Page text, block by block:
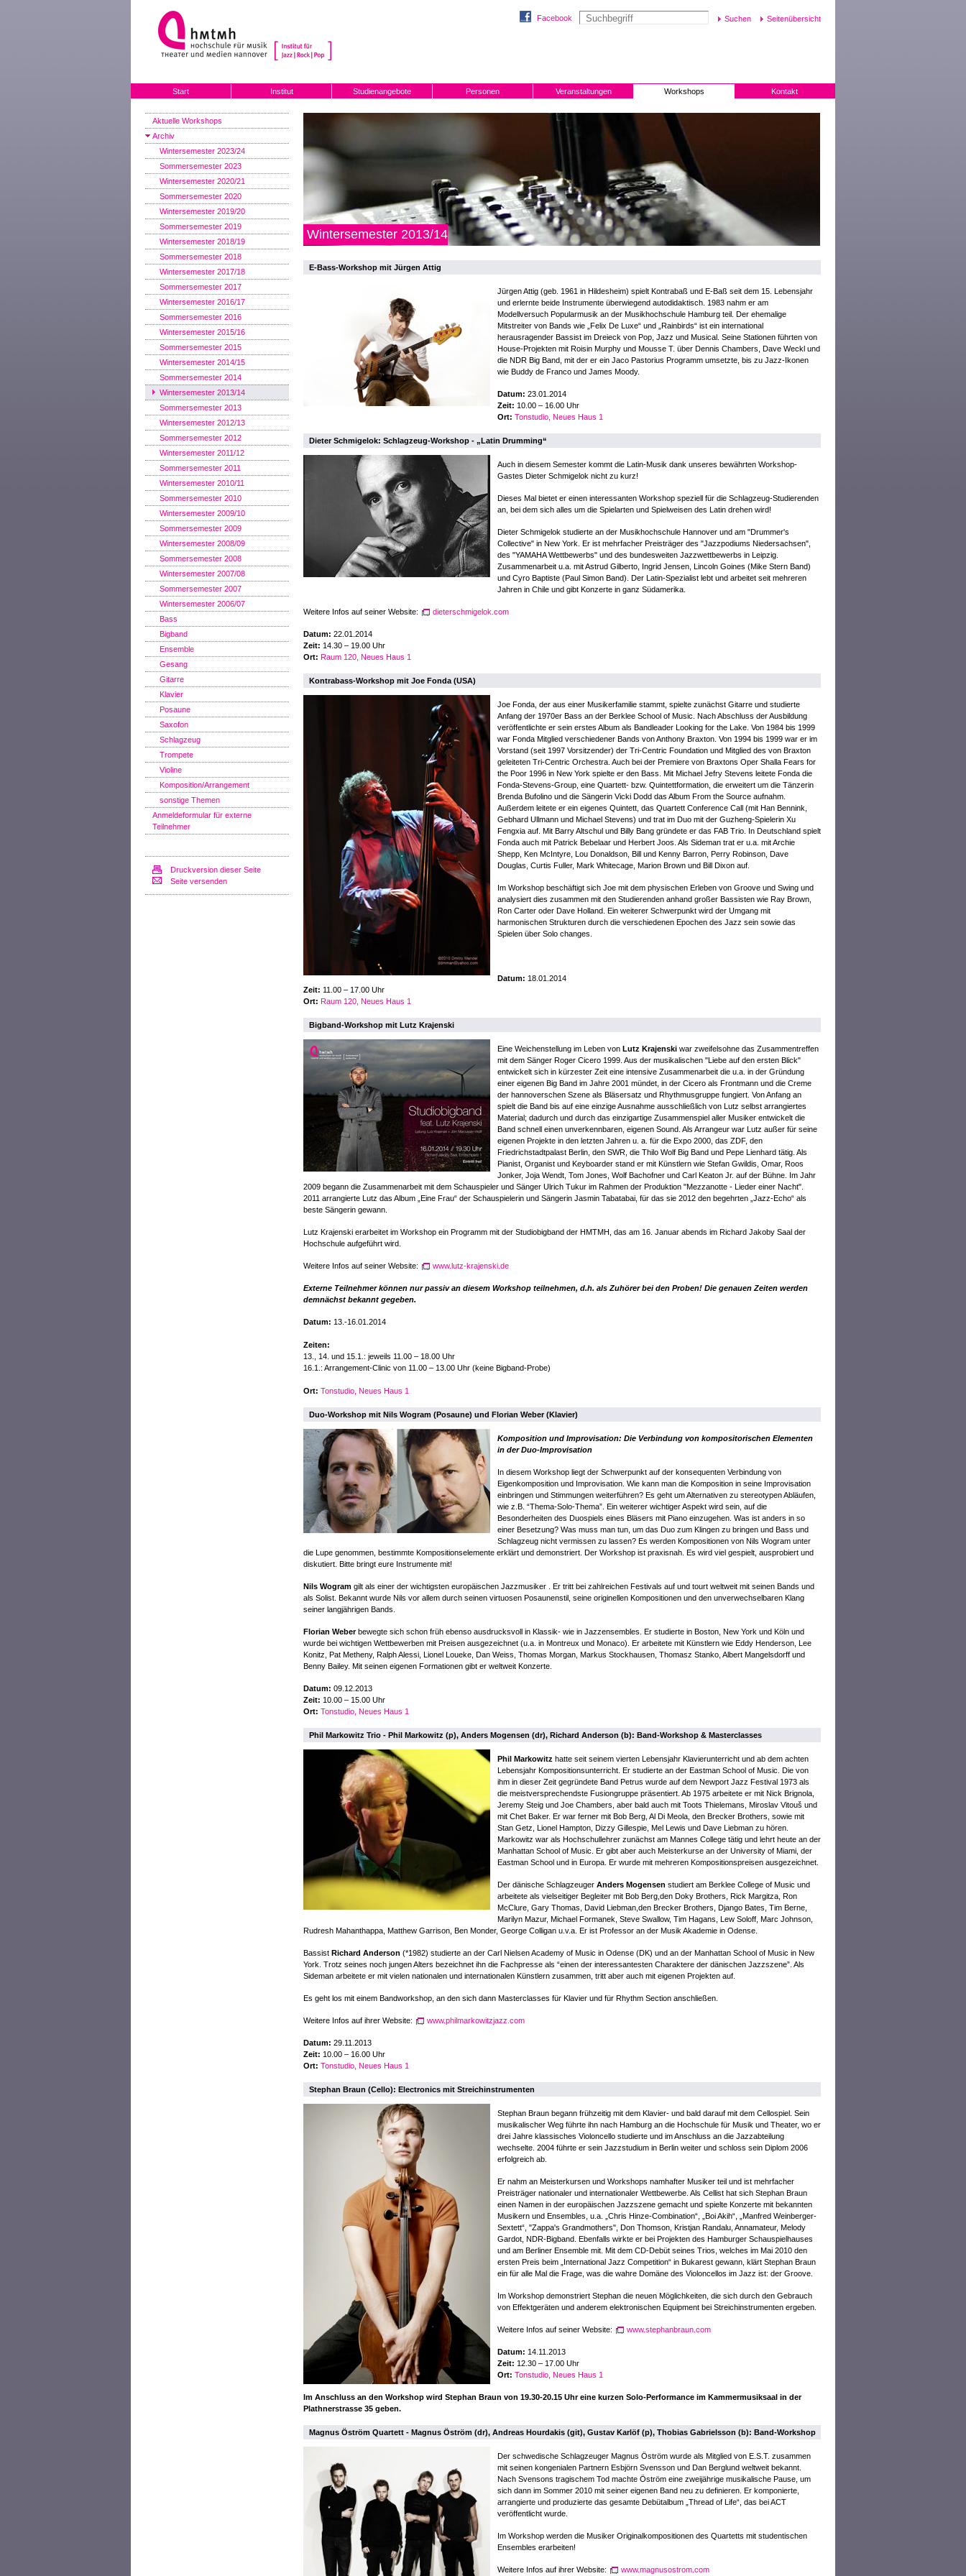
Facebook Seitenübersicht
Start Institut Studienangebote Personen Veranstaltungen Workshops Kontakt
Aktuelle Workshops
Archiv
Wintersemester 2023/24
Sommersemester 2023
Wintersemester 2020/21
Sommersemester 2020
Wintersemester 2019/20
Sommersemester 2019
Wintersemester 2018/19
Sommersemester 2018
Wintersemester 2017/18
Sommersemester 2017
Wintersemester 2016/17
Sommersemester 2016
Wintersemester 2015/16
Sommersemester 2015
Wintersemester 2014/15
Sommersemester 2014
Wintersemester 2013/14
Sommersemester 2013
Wintersemester 2012/13
Sommersemester 2012
Wintersemester 2011/12
Sommersemester 2011
Wintersemester 2010/11
Sommersemester 2010
Wintersemester 2009/10
Sommersemester 2009
Wintersemester 2008/09
Sommersemester 2008
Wintersemester 2007/08
Sommersemester 2007
Wintersemester 2006/07
Bass
Bigband
Ensemble
Gesang
Gitarre
Klavier
Posaune
Saxofon
Schlagzeug
Trompete
Violine
Komposition/Arrangement
sonstige Themen
Anmeldeformular für externe
Teilnehmer
Druckversion dieser Seite
Seite versenden
Wintersemester 2013/14
E-Bass-Workshop mit Jürgen Attig
Jürgen Attig (geb. 1961 in Hildesheim) spielt Kontrabaß und E-Baß seit dem 15. Lebensjahr
und erlernte beide Instrumente überwiegend autodidaktisch. 1983 nahm er am
Modellversuch Popularmusik an der Musikhochschule Hamburg teil. Der ehemalige
Mitstreiter von Bands wie „Felix De Luxe“ und „Rainbirds“ ist ein international
herausragender Bassist im Dreieck von Pop, Jazz und Musical. Seine Stationen führten von
House-Projekten mit Roisin Murphy und Mousse T. über Dennis Chambers, Dave Weckl und
die NDR Big Band, mit der er ein Jaco Pastorius Programm umsetzte, bis zu Jazz-Ikonen
wie Buddy de Franco und James Moody.
Datum: 23.01.2014
Zeit: 10.00 – 16.00 Uhr
Ort: Tonstudio, Neues Haus 1
Dieter Schmigelok: Schlagzeug-Workshop - „Latin Drumming“
Auch in diesem Semester kommt die Latin-Musik dank unseres bewährten Workshop-
Gastes Dieter Schmigelok nicht zu kurz!
Dieses Mal bietet er einen interessanten Workshop speziell für die Schlagzeug-Studierenden
an, bei dem sich alles um die Spielarten und Spielweisen des Latin drehen wird!
Dieter Schmigelok studierte an der Musikhochschule Hannover und am "Drummer's
Collective" in New York. Er ist mehrfacher Preisträger des "Jazzpodiums Niedersachsen",
des "YAMAHA Wettbewerbs" und des bundesweiten Jazzwettbewerbs in Leipzig.
Zusammenarbeit u.a. mit Astrud Gilberto, Ingrid Jensen, Lincoln Goines (Mike Stern Band)
und Cyro Baptiste (Paul Simon Band). Der Latin-Spezialist lebt und arbeitet seit mehreren
Jahren in Chile und gibt Konzerte in ganz Südamerika.
Weitere Infos auf seiner Website: dieterschmigelok.com
Datum: 22.01.2014
Zeit: 14.30 – 19.00 Uhr
Ort: Raum 120, Neues Haus 1
Kontrabass-Workshop mit Joe Fonda (USA)
Joe Fonda, der aus einer Musikerfamilie stammt, spielte zunächst Gitarre und studierte
Anfang der 1970er Bass an der Berklee School of Music. Nach Abschluss der Ausbildung
veröffentlichte er sein erstes Album als Bandleader Looking for the Lake. Von 1984 bis 1999
war Fonda Mitglied verschiedener Bands von Anthony Braxton. Von 1994 bis 1999 war er im
Vorstand (seit 1997 Vorsitzender) der Tri-Centric Foundation und Mitglied des von Braxton
geleiteten Tri-Centric Orchestra. Auch bei der Premiere von Braxtons Oper Shalla Fears for
the Poor 1996 in New York spielte er den Bass. Mit Michael Jefry Stevens leitete Fonda die
Fonda-Stevens-Group, eine Quartett- bzw. Quintettformation, die erweitert um die Tänzerin
Brenda Bufolino und die Sängerin Vicki Dodd das Album From the Source aufnahm.
Außerdem leitete er ein eigenes Quintett, das Quartett Conference Call (mit Han Bennink,
Gebhard Ullmann und Michael Stevens) und trat im Duo mit der Guzheng-Spielerin Xu
Fengxia auf. Mit Barry Altschul und Billy Bang gründete er das FAB Trio. In Deutschland spielt
Fonda auch mit Patrick Bebelaar und Herbert Joos. Als Sideman trat er u.a. mit Archie
Shepp, Ken McIntyre, Lou Donaldson, Bill und Kenny Barron, Perry Robinson, Dave
Douglas, Curtis Fuller, Mark Whitecage, Marion Brown und Bill Dixon auf.
Im Workshop beschäftigt sich Joe mit dem physischen Erleben von Groove und Swing und
analysiert dies zusammen mit den Studierenden anhand großer Bassisten wie Ray Brown,
Ron Carter oder Dave Holland. Ein weiterer Schwerpunkt wird der Umgang mit
harmonischen Strukturen durch die verschiedenen Epochen des Jazz sein sowie das
Spielen über Solo changes.
Datum: 18.01.2014
Zeit: 11.00 – 17.00 Uhr
Ort: Raum 120, Neues Haus 1
Bigband-Workshop mit Lutz Krajenski
Eine Weichenstellung im Leben von Lutz Krajenski war zweifelsohne das Zusammentreffen
mit dem Sänger Roger Cicero 1999. Aus der musikalischen "Liebe auf den ersten Blick"
entwickelt sich in kürzester Zeit eine intensive Zusammenarbeit die u.a. in der Gründung
einer eigenen Big Band im Jahre 2001 mündet, in der Cicero als Frontmann und die Creme
der hannoverschen Szene als Bläsersatz und Rhythmusgruppe fungiert. Von Anfang an
spielt die Band bis auf eine einzige Ausnahme ausschließlich von Lutz selbst arrangiertes
Material; dadurch und durch das einzigartige Zusammenspiel aller Musiker entwickelt die
Band schnell einen unverkennbaren, eigenen Sound. Als Arrangeur war Lutz außer für seine
eigenen Projekte in den letzten Jahren u. a. für die Expo 2000, das ZDF, den
Friedrichstadtpalast Berlin, den SWR, die Thilo Wolf Big Band und Pepe Lienhard tätig. Als
Pianist, Organist und Keyboarder stand er mit Künstlern wie Stefan Gwildis, Omar, Roos
Jonker, Joja Wendt, Tom Jones, Wolf Bachofner und Carl Keaton Jr. auf der Bühne. Im Jahr
2009 begann die Zusammenarbeit mit dem Schauspieler und Sänger Ulrich Tukur im Rahmen der Produktion "Mezzanotte - Lieder einer Nacht".
2011 arrangierte Lutz das Album „Eine Frau“ der Schauspielerin und Sängerin Jasmin Tabatabai, für das sie 2012 den begehrten „Jazz-Echo“ als
beste Sängerin gewann.
Lutz Krajenski erarbeitet im Workshop ein Programm mit der Studiobigband der HMTMH, das am 16. Januar abends im Richard Jakoby Saal der
Hochschule aufgeführt wird.
Weitere Infos auf seiner Website: www.lutz-krajenski.de
Externe Teilnehmer können nur passiv an diesem Workshop teilnehmen, d.h. als Zuhörer bei den Proben! Die genauen Zeiten werden
demnächst bekannt gegeben.
Datum: 13.-16.01.2014
Zeiten:
13., 14. und 15.1.: jeweils 11.00 – 18.00 Uhr
16.1.: Arrangement-Clinic von 11.00 – 13.00 Uhr (keine Bigband-Probe)
Ort: Tonstudio, Neues Haus 1
Duo-Workshop mit Nils Wogram (Posaune) und Florian Weber (Klavier)
Komposition und Improvisation: Die Verbindung von kompositorischen Elementen
in der Duo-Improvisation
In diesem Workshop liegt der Schwerpunkt auf der konsequenten Verbindung von
Eigenkomposition und Improvisation. Wie kann man die Komposition in seine Improvisation
einbringen und Stimmungen weiterführen? Es geht um Alternativen zu stereotypen Abläufen,
wie z.B. “Thema-Solo-Thema”. Ein weiterer wichtiger Aspekt wird sein, auf die
Besonderheiten des Duospiels eines Bläsers mit Piano einzugehen. Was ist anders in so
einer Besetzung? Was muss man tun, um das Duo zum Klingen zu bringen und Bass und
Schlagzeug nicht vermissen zu lassen? Es werden Kompositionen von Nils Wogram unter
die Lupe genommen, bestimmte Kompositionselemente erklärt und demonstriert. Der Workshop ist praxisnah. Es wird viel gespielt, ausprobiert und
diskutiert. Bitte bringt eure Instrumente mit!
Nils Wogram gilt als einer der wichtigsten europäischen Jazzmusiker . Er tritt bei zahlreichen Festivals auf und tourt weltweit mit seinen Bands und
als Solist. Bekannt wurde Nils vor allem durch seinen virtuosen Posaunenstil, seine originellen Kompositionen und den unverwechselbaren Klang
seiner langjährigen Bands.
Florian Weberbewegte sich schon früh ebenso ausdrucksvoll in Klassik- wie in Jazzensembles. Er studierte in Boston, New York und Köln und
wurde bei wichtigen Wettbewerben mit Preisen ausgezeichnet (u.a. in Montreux und Monaco). Er arbeitete mit Künstlern wie Eddy Henderson, Lee
Konitz, Pat Metheny, Ralph Alessi, Lionel Loueke, Dan Weiss, Thomas Morgan, Markus Stockhausen, Thomasz Stanko, Albert Mangelsdorff und
Benny Bailey. Mit seinen eigenen Formationen gibt er weltweit Konzerte.
Datum: 09.12.2013
Zeit: 10.00 – 15.00 Uhr
Ort: Tonstudio, Neues Haus 1
Phil Markowitz Trio - Phil Markowitz (p), Anders Mogensen (dr), Richard Anderson (b): Band-Workshop & Masterclasses
Phil Markowitz hatte seit seinem vierten Lebensjahr Klavierunterricht und ab dem achten
Lebensjahr Kompositionsunterricht. Er studierte an der Eastman School of Music. Die von
ihm in dieser Zeit gegründete Band Petrus wurde auf dem Newport Jazz Festival 1973 als
die meistversprechendste Fusiongruppe präsentiert. Ab 1975 arbeitete er mit Nick Brignola,
Jeremy Steig und Joe Chambers, aber bald auch mit Toots Thielemans, Miroslav Vitouš und
mit Chet Baker. Er war ferner mit Bob Berg, Al Di Meola, den Brecker Brothers, sowie mit
Stan Getz, Lionel Hampton, Dizzy Gillespie, Mel Lewis und Dave Liebman zu hören.
Markowitz war als Hochschullehrer zunächst am Mannes College tätig und lehrt heute an der
Manhattan School of Music. Er gibt aber auch Meisterkurse an der University of Miami, der
Eastman School und in Europa. Er wurde mit mehreren Kompositionspreisen ausgezeichnet.
Der dänische Schlagzeuger Anders Mogensen studiert am Berklee College of Music und
arbeitete als vielseitiger Begleiter mit Bob Berg,den Doky Brothers, Rick Margitza, Ron
McClure, Gary Thomas, David Liebman,den Brecker Brothers, Django Bates, Tim Berne,
Marilyn Mazur, Michael Formanek, Steve Swallow, Tim Hagans, Lew Soloff, Marc Johnson,
Rudresh Mahanthappa, Matthew Garrison, Ben Monder, George Colligan u.v.a. Er ist Professor an der Musik Akademie in Odense.
Bassist Richard Anderson (*1982) studierte an der Carl Nielsen Academy of Music in Odense (DK) und an der Manhattan School of Music in New
York. Trotz seines noch jungen Alters bezeichnet ihn die Fachpresse als “einen der interessantesten Charaktere der dänischen Jazzszene”. Als
Sideman arbeitete er mit vielen nationalen und internationalen Künstlern zusammen, tritt aber auch mit eigenen Projekten auf.
Es geht los mit einem Bandworkshop, an den sich dann Masterclasses für Klavier und für Rhythm Section anschließen.
Weitere Infos auf ihrer Website: www.philmarkowitzjazz.com
Datum: 29.11.2013
Zeit: 10.00 – 16.00 Uhr
Ort: Tonstudio, Neues Haus 1
Stephan Braun (Cello): Electronics mit Streichinstrumenten
Stephan Braun begann frühzeitig mit dem Klavier- und bald darauf mit dem Cellospiel. Sein
musikalischer Weg führte ihn nach Hamburg an die Hochschule für Musik und Theater, wo er
drei Jahre klassisches Violoncello studierte und im Anschluss an die Jazzabteilung
wechselte. 2004 führte er sein Jazzstudium in Berlin weiter und schloss sein Diplom 2006
erfolgreich ab.
Er nahm an Meisterkursen und Workshops namhafter Musiker teil und ist mehrfacher
Preisträger nationaler und internationaler Wettbewerbe. Als Cellist hat sich Stephan Braun
einen Namen in der europäischen Jazzszene gemacht und spielte Konzerte mit bekannten
Musikern und Ensembles, u.a. „Chris Hinze-Combination“, „Boi Akih“, „Manfred Weinberger-
Sextett“, "Zappa's Grandmothers", Don Thomson, Kristjan Randalu, Annamateur, Melody
Gardot, NDR-Bigband. Ebenfalls wirkte er bei Projekten des Hamburger Schauspielhauses
und am Berliner Ensemble mit. Mit dem CD-Debüt seines Trios, welches im Mai 2010 den
ersten Preis beim „International Jazz Competition“ in Bukarest gewann, klärt Stephan Braun
ein für alle Mal die Frage, was die wahre Domäne des Violoncellos im Jazz ist: der Groove.
Im Workshop demonstriert Stephan die neuen Möglichkeiten, die sich durch den Gebrauch
von Effektgeräten und anderem elektronischen Equipment bei Streichinstrumenten ergeben.
Weitere Infos auf seiner Website: www.stephanbraun.com
Datum: 14.11.2013
Zeit: 12.30 – 17.00 Uhr
Ort: Tonstudio, Neues Haus 1
Im Anschluss an den Workshop wird Stephan Braun von 19.30-20.15 Uhr eine kurzen Solo-Performance im Kammermusiksaal in der
Plathnerstrasse 35 geben.
Magnus Öström Quartett - Magnus Öström (dr), Andreas Hourdakis (git), Gustav Karlöf (p), Thobias Gabrielsson (b): Band-Workshop
Der schwedische Schlagzeuger Magnus Öström wurde als Mitglied von E.S.T. zusammen
mit seinen kongenialen Partnern Esbjörn Svensson und Dan Berglund weltweit bekannt.
Nach Svensons tragischem Tod machte Öström eine zweijährige musikalische Pause, um
sich dann im Sommer 2010 mit seiner eigenen Band neu zu definieren. Er komponierte,
arrangierte und produzierte das gesamte Debütalbum „Thread of Life“, das bei ACT
veröffentlicht wurde.
Im Workshop werden die Musiker Originalkompositionen des Quartetts mit studentischen
Ensembles erarbeiten!
Weitere Infos auf ihrer Website: www.magnusostrom.com